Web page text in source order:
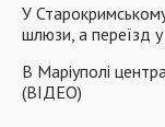
У
шлюзи, а переїзд
В Маріуполі
(ВІДЕО)